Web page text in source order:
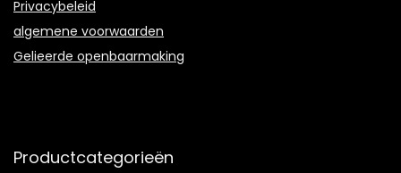
Privacybeleid
algemene voorwaarden
Gelieerde openbaarmaking
Productcategorieën